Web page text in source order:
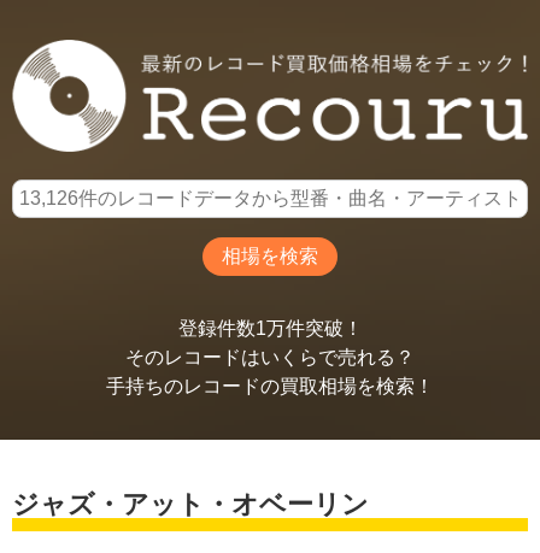
登録件数1万件突破！
そのレコードはいくらで売れる？
手持ちのレコードの買取相場を検索！
ジャズ・アット・オベーリン